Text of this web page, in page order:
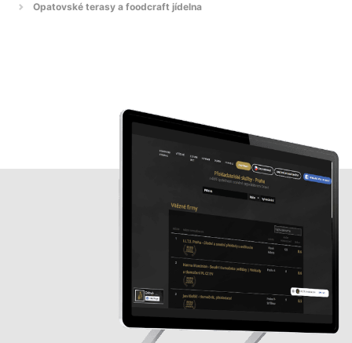
Opatovské terasy a foodcraft jídelna